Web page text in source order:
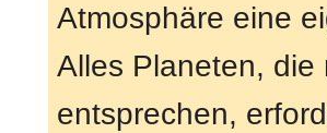
Atmosphäre eine
Alles Planeten, die
entsprechen,